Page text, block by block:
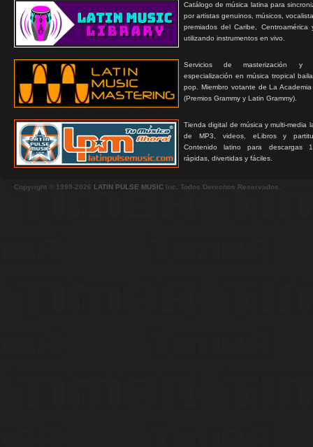
Catálogo de música latina para
por artistas genuinos, músicos,
premiados del Caribe, Centroamérica
utilizando instrumentos en vivo.
Servicios de masterización y
especialización en música tropical
pop. Miembro votante de La
(Premios Grammy y Latin Grammy).
Tienda digital de música y multi-media
de MP3, videos, eLibros y
Contenido latino para descargas
rápidas, divertidas y fáciles.
Copyright © 1999-2026 LATIN PULSE MUSIC Inc. Todos Derechos Reservados.